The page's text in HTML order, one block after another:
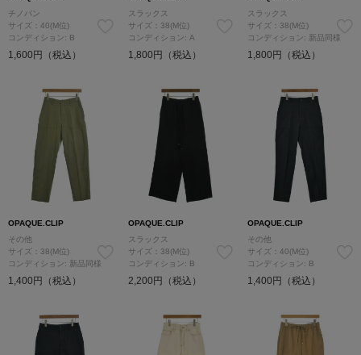
チノパン
サイズ：40(M位)
コンディション: B
1,600円（税込）
スラックス
サイズ：38(M位)
コンディション: A
1,800円（税込）
スラックス
サイズ：38(M位)
コンディション: 新品同様
1,800円（税込）
OPAQUE.CLIP
その他
サイズ：38(M位)
コンディション: 新品同様
1,400円（税込）
OPAQUE.CLIP
スラックス
サイズ：38(M位)
コンディション: B
2,200円（税込）
OPAQUE.CLIP
その他
サイズ：40(M位)
コンディション: B
1,400円（税込）